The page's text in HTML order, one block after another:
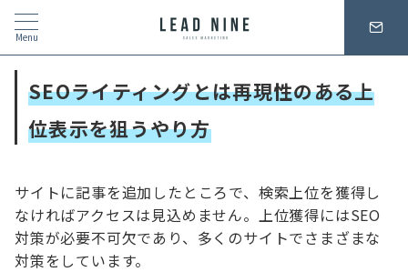
Menu
SEOライティングとは再現性のある上
位表示を狙うやり方
サイトに記事を追加したところで、検索上位を獲得し
なければアクセスは見込めません。上位獲得にはSEO
対策が必要不可欠であり、多くのサイトでさまざまな
対策をしています。